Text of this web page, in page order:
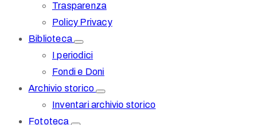
Trasparenza
Policy Privacy
Biblioteca
I periodici
Fondi e Doni
Archivio storico
Inventari archivio storico
Fototeca